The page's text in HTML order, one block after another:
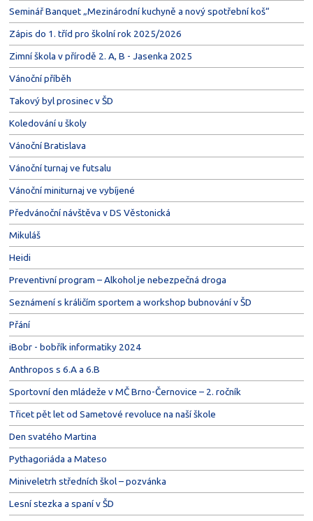
Seminář Banquet „Mezinárodní kuchyně a nový spotřební koš“
Zápis do 1. tříd pro školní rok 2025/2026
Zimní škola v přírodě 2. A, B - Jasenka 2025
Vánoční příběh
Takový byl prosinec v ŠD
Koledování u školy
Vánoční Bratislava
Vánoční turnaj ve futsalu
Vánoční miniturnaj ve vybíjené
Předvánoční návštěva v DS Věstonická
Mikuláš
Heidi
Preventivní program – Alkohol je nebezpečná droga
Seznámení s králičím sportem a workshop bubnování v ŠD
Přání
iBobr - bobřík informatiky 2024
Anthropos s 6.A a 6.B
Sportovní den mládeže v MČ Brno-Černovice – 2. ročník
Třicet pět let od Sametové revoluce na naší škole
Den svatého Martina
Pythagoriáda a Mateso
Miniveletrh středních škol – pozvánka
Lesní stezka a spaní v ŠD